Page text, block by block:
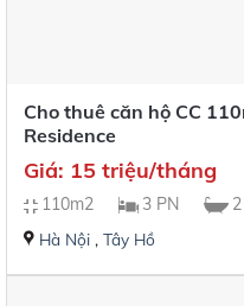
Cho thuê căn hộ CC
Residence
Giá: 15 triệu/tháng
110m2 3 PN
Hà Nội, Tây Hồ